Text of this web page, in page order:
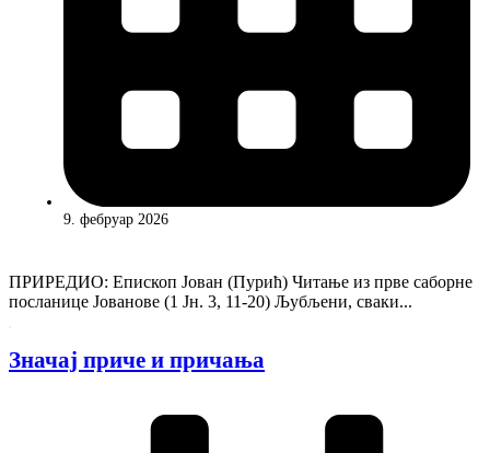
9. фебруар 2026
ПРИРЕДИО: Епископ Јован (Пурић) Читање из прве саборне
посланице Јованове (1 Јн. 3, 11-20) Љубљени, сваки...
Значај приче и причања